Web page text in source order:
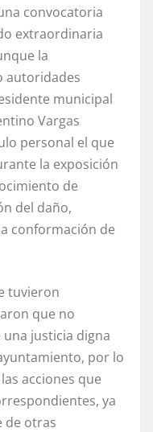
convocatoria
extraordinaria
la
autoridades
municipal
Vargas
personal el que
la exposición
de
del daño,
conformación de
tuvieron
que no
justicia digna
por lo
acciones que
ya
de otras